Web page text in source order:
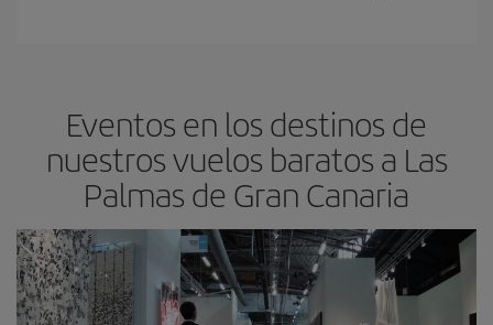
Eventos en los destinos de
nuestros vuelos baratos a Las
Palmas de Gran Canaria